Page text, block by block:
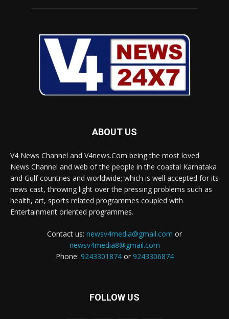
ABOUT US
V4 News Channel and V4news.Com being the most loved
News Channel and web of the people in the coastal Karnataka
and Gulf countries and worldwide; which is well accepted for its
news cast, throwing light over the pressing problems such as
health, art, sports related programmes coupled with
Entertainment oriented programmes.
Contact us: newsv4media@gmail.com or
newsv4media8@gmail.com
Phone: 9243301874or 9243306874
FOLLOW US